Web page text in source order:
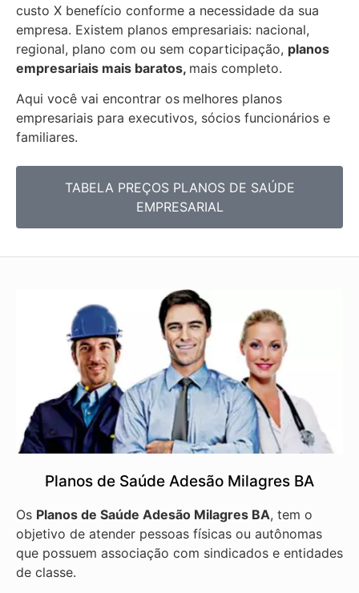
custo X benefício conforme a necessidade da sua
empresa. Existem planos empresariais: nacional,
regional, plano com ou sem coparticipação, planos
empresariais mais baratos, mais completo.
Aqui você vai encontrar os melhores planos
empresariais para executivos, sócios funcionários e
familiares.
TABELA PREÇOS PLANOS DE SAÚDE
EMPRESARIAL
Planos de Saúde Adesão Milagres BA
Os Planos de Saúde Adesão Milagres BA, tem o
objetivo de atender pessoas físicas ou autônomas
que possuem associação com sindicados e entidades
de classe.